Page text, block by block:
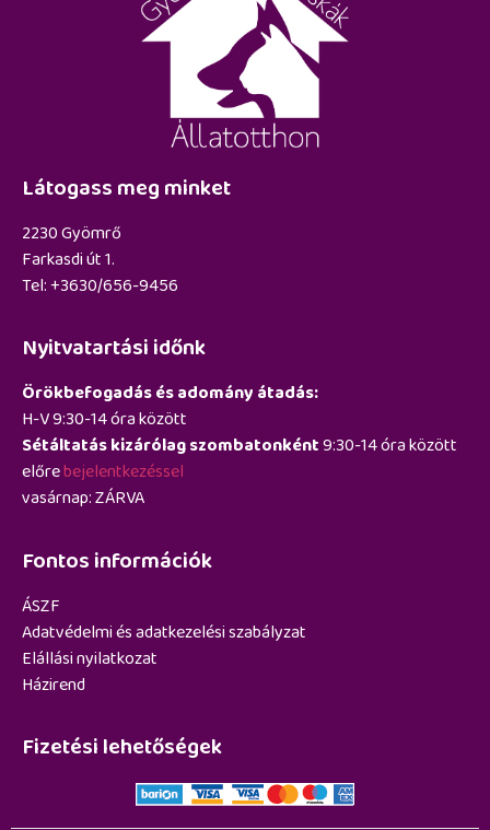
Látogass meg minket
2230 Gyömrő
Farkasdi út 1.
Tel: +3630/656-9456
Nyitvatartási időnk
Örökbefogadás és adomány átadás:
H-V 9:30-14 óra között
Sétáltatás kizárólag szombatonként9:30-14 óra között
előrebejelentkezéssel
vasárnap: ZÁRVA
Fontos információk
ÁSZF
Adatvédelmi és adatkezelési szabályzat
Elállási nyilatkozat
Házirend
Fizetési lehetőségek